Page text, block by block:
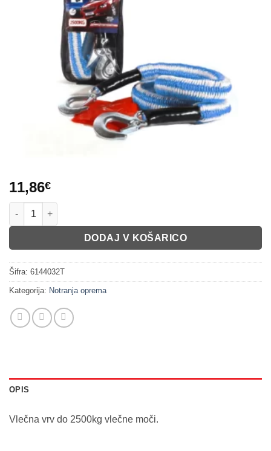
11,86€
VLEČNA VRV količina
DODAJ V KOŠARICO
Šifra: 6144032T
Kategorija: Notranja oprema
OPIS
Vlečna vrv do 2500kg vlečne moči.